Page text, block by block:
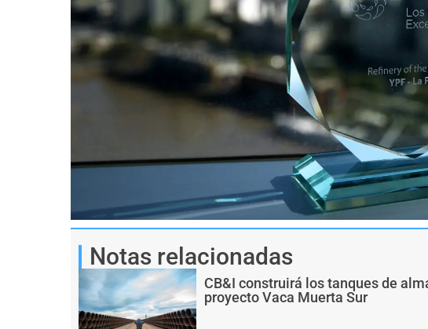
Notas relacionadas
CB&I construirá los tanques de
proyecto Vaca Muerta Sur